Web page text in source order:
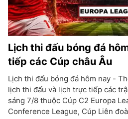
Lịch thi đấu bóng đá
tiếp các Cúp châu Âu
Lịch thi đấu bóng đá hôm nay -
lịch thi đấu và lịch trực tiếp các
sáng 7/8 thuộc Cúp C2 Europa
Conference League, Cúp Liên